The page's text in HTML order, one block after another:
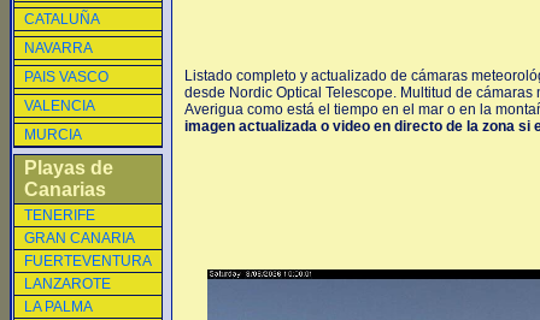
CATALUÑA
NAVARRA
PAIS VASCO
VALENCIA
MURCIA
Playas de
Canarias
TENERIFE
GRAN CANARIA
FUERTEVENTURA
LANZAROTE
LA PALMA
Listado completo y actualizado de cámaras
desde Nordic Optical Telescope. Multitud de
Averigua como está el tiempo en el mar o en la
imagen actualizada o video en directo de la zona si